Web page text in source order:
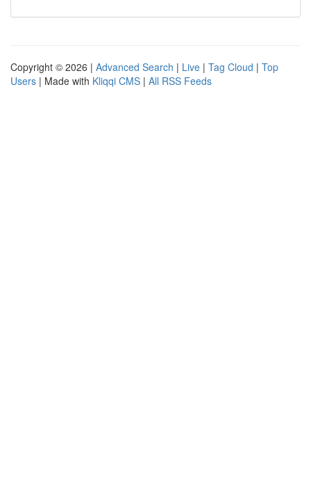
Copyright © 2026 | Advanced Search | Live | Tag Cloud | Top
Users | Made with Kliqqi CMS | All RSS Feeds